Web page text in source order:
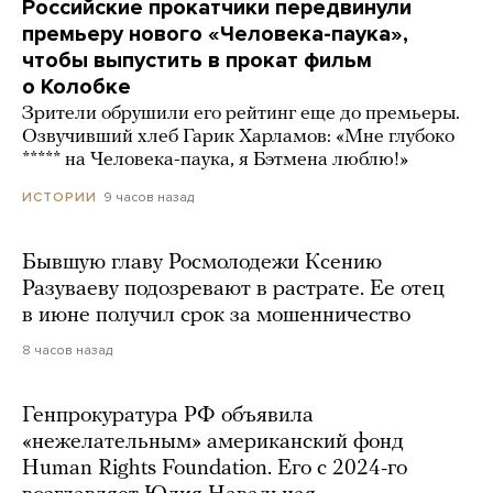
Российские прокатчики передвинули
премьеру нового «Человека-паука»,
чтобы выпустить в прокат фильм
о Колобке
Зрители обрушили его рейтинг еще до премьеры.
Озвучивший хлеб Гарик Харламов: «Мне глубоко
***** на Человека-паука, я Бэтмена люблю!»
ИСТОРИИ 9 часов назад
Бывшую главу Росмолодежи Ксению
Разуваеву подозревают в растрате. Ее отец
в июне получил срок за мошенничество
8 часов назад
Генпрокуратура РФ объявила
«нежелательным» американский фонд
Human Rights Foundation. Его с 2024-го